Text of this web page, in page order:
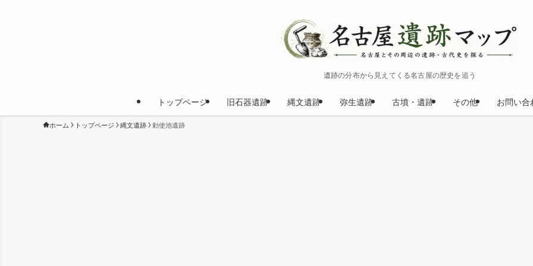
遺跡の分布から見えてくる名古屋の歴史を追う
トップページ 旧石器遺跡 縄文遺跡 弥生遺跡 古墳・遺跡 その他 お問い合
ホーム トップページ 縄文遺跡 勅使池遺跡